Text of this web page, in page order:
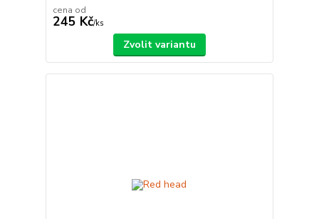
cena od
245 Kč/ks
Zvolit variantu